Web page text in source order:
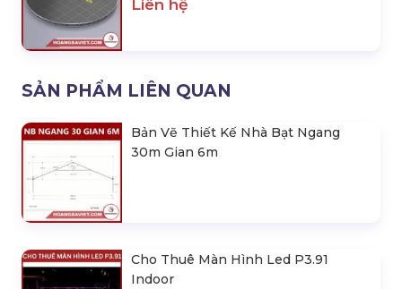
Liên hệ
SẢN PHẨM LIÊN QUAN
Bản Vẽ Thiết Kế Nhà Bạt Ngang
30m Gian 6m
Cho Thuê Màn Hình Led P3.91
Indoor